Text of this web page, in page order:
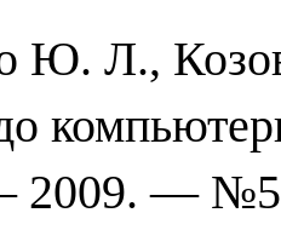
Ю. Л.,
2009. — №5.